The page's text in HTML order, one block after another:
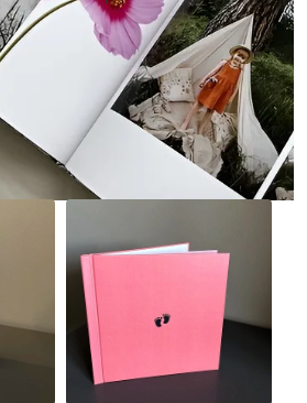
• Декор в стиле
акварельных красок
• Выбор цвета фона
• Загрузка фото и текста